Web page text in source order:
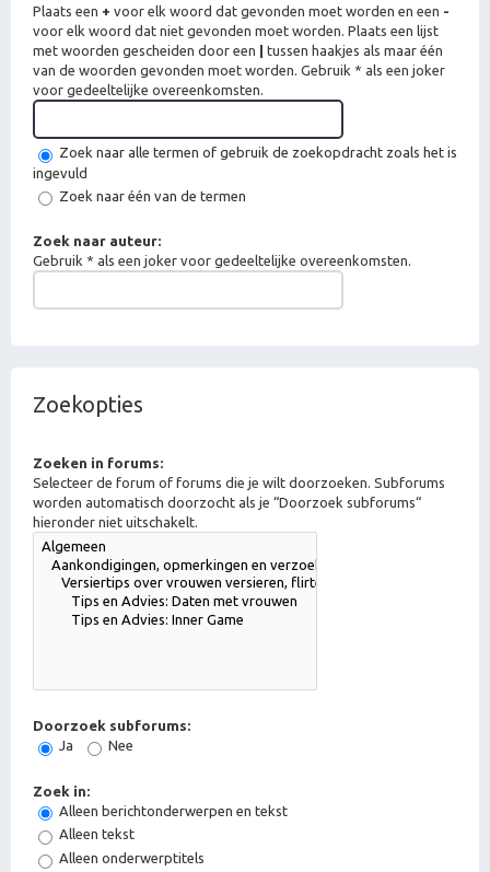
Plaats een + voor elk woord dat gevonden moet worden en een -
voor elk woord dat niet gevonden moet worden. Plaats een lijst
met woorden gescheiden door een
tussen haakjes als maar één
van de woorden gevonden moet worden. Gebruik * als een joker
voor gedeeltelijke overeenkomsten.
Zoek naar alle termen of gebruik de zoekopdracht zoals het is
ingevuld
Zoek naar één van de termen
Zoek naar auteur:
Gebruik * als een joker voor gedeeltelijke overeenkomsten.
Zoekopties
Zoeken in forums:
Selecteer de forum of forums die je wilt doorzoeken. Subforums
worden automatisch doorzocht als je “Doorzoek subforums“
hieronder niet uitschakelt.
Doorzoek subforums:
Ja
Nee
Zoek in:
Alleen berichtonderwerpen en tekst
Alleen tekst
Alleen onderwerptitels